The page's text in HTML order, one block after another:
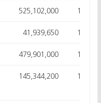
525,102,000 15
41,939,650 15
479,901,000 15
145,344,200 15